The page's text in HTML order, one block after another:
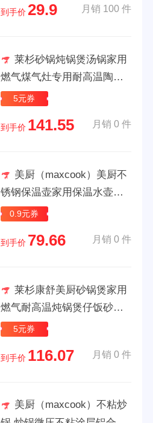
到手价 29.9 月销 100 件
莱杉砂锅炖锅煲汤锅家用
燃气煤气灶专用耐高温陶瓷
煲仔饭砂锅 美厨20号—古陶
5元券
到手价 141.55 月销 0 件
美厨（maxcook）美厨不
锈钢保温壶家用保温水壶大
容量热水瓶304保温瓶暖壶欧
0.9元券
到手价 79.66 月销 0 件
莱杉康舒美厨砂锅煲家用
燃气耐高温炖锅煲仔饭砂锅
小砂锅大容量沙锅 黑木纹32
5元券
到手价 116.07 月销 0 件
美厨（maxcook）不粘炒